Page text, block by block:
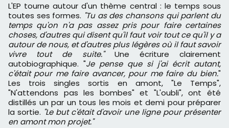
L'EP tourne autour d'un thème central : le temps sous
toutes ses formes. "Tu as des chansons qui parlent du
temps qu'on n'a pas assez pris pour faire certaines
choses, d'autres qui disent qu'il faut voir tout ce qu'il y a
autour de nous, et d'autres plus légères où il faut savoir
vivre tout de suite." Une écriture clairement
autobiographique. "Je pense que si j'ai écrit autant,
c'était pour me faire avancer, pour me faire du bien."
Les trois singles sortis en amont, "Le Temps",
"N'attendons pas les bombes" et "L'oubli", ont été
distillés un par un tous les mois et demi pour préparer
la sortie. "Le but c'était d'avoir une ligne pour présenter
en amont mon projet."